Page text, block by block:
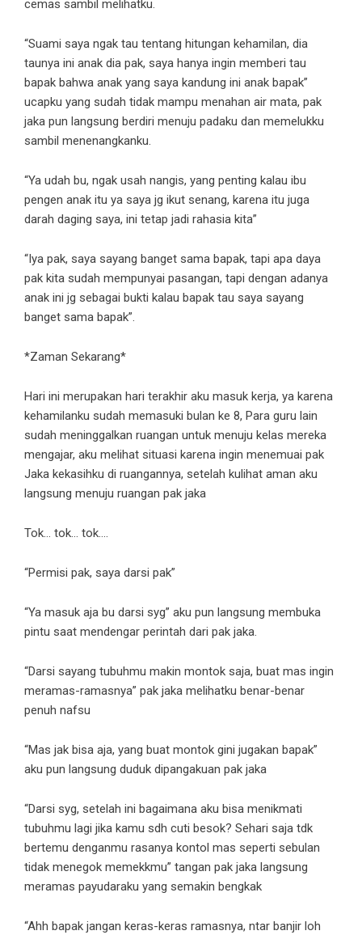
cemas sambil melihatku.
“Suami saya ngak tau tentang hitungan kehamilan, dia
taunya ini anak dia pak, saya hanya ingin memberi tau
bapak bahwa anak yang saya kandung ini anak bapak”
ucapku yang sudah tidak mampu menahan air mata, pak
jaka pun langsung berdiri menuju padaku dan memelukku
sambil menenangkanku.
“Ya udah bu, ngak usah nangis, yang penting kalau ibu
pengen anak itu ya saya jg ikut senang, karena itu juga
darah daging saya, ini tetap jadi rahasia kita”
“Iya pak, saya sayang banget sama bapak, tapi apa daya
pak kita sudah mempunyai pasangan, tapi dengan adanya
anak ini jg sebagai bukti kalau bapak tau saya sayang
banget sama bapak”.
*Zaman Sekarang*
Hari ini merupakan hari terakhir aku masuk kerja, ya karena
kehamilanku sudah memasuki bulan ke 8, Para guru lain
sudah meninggalkan ruangan untuk menuju kelas mereka
mengajar, aku melihat situasi karena ingin menemuai pak
Jaka kekasihku di ruangannya, setelah kulihat aman aku
langsung menuju ruangan pak jaka
Tok… tok… tok….
“Permisi pak, saya darsi pak”
“Ya masuk aja bu darsi syg” aku pun langsung membuka
pintu saat mendengar perintah dari pak jaka.
“Darsi sayang tubuhmu makin montok saja, buat mas ingin
meramas-ramasnya” pak jaka melihatku benar-benar
penuh nafsu
“Mas jak bisa aja, yang buat montok gini jugakan bapak”
aku pun langsung duduk dipangakuan pak jaka
“Darsi syg, setelah ini bagaimana aku bisa menikmati
tubuhmu lagi jika kamu sdh cuti besok? Sehari saja tdk
bertemu denganmu rasanya kontol mas seperti sebulan
tidak menegok memekkmu” tangan pak jaka langsung
meramas payudaraku yang semakin bengkak
“Ahh bapak jangan keras-keras ramasnya, ntar banjir loh